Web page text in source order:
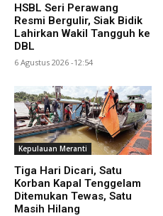
HSBL Seri Perawang
Resmi Bergulir, Siak Bidik
Lahirkan Wakil Tangguh ke
DBL
6 Agustus 2026 -12:54
Kepulauan Meranti
Tiga Hari Dicari, Satu
Korban Kapal Tenggelam
Ditemukan Tewas, Satu
Masih Hilang